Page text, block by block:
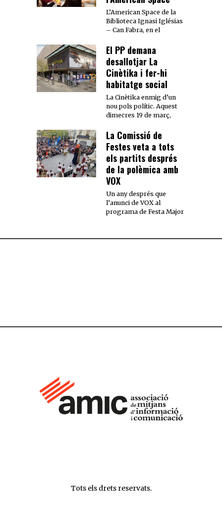
L’American Space de la
Biblioteca Ignasi Iglésias
– Can Fabra, en el
El PP demana
desallotjar La
Cinètika i fer-hi
habitatge social
La Cinètika enmig d’un
nou pols polític. Aquest
dimecres 19 de març,
La Comissió de
Festes veta a tots
els partits després
de la polèmica amb
VOX
Un any després que
l’anunci de VOX al
programa de Festa Major
Tots els drets reservats.